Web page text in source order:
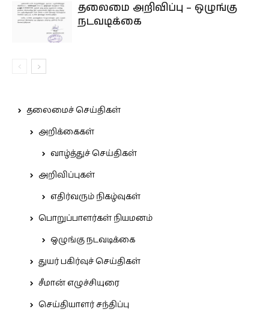
தலைமை அறிவிப்பு – ஒழுங்கு
நடவடிக்கை
தலைமைச் செய்திகள்
அறிக்கைகள்
வாழ்த்துச் செய்திகள்
அறிவிப்புகள்
எதிர்வரும் நிகழ்வுகள்
பொறுப்பாளர்கள் நியமனம்
ஒழுங்கு நடவடிக்கை
துயர் பகிர்வுச் செய்திகள்
சீமான் எழுச்சியுரை
செய்தியாளர் சந்திப்பு